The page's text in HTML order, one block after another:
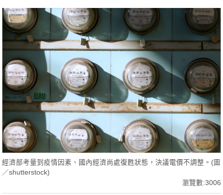
經濟部考量到疫情因素、國內經濟尚處復甦狀態，決議電價不調整。(圖
／shutterstock)
瀏覽數:3006